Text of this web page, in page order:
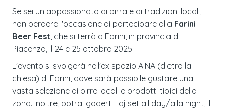
Se sei un appassionato di birra e di tradizioni locali,
non perdere l'occasione di partecipare alla Farini
Beer Fest , che si terrà a Farini, in provincia di
Piacenza, il 24 e 25 ottobre 2025.
L'evento si svolgerà nell'ex spazio AINA (dietro la
chiesa) di Farini, dove sarà possibile gustare una
vasta selezione di birre locali e prodotti tipici della
zona. Inoltre, potrai goderti i dj set all day/alla night, il